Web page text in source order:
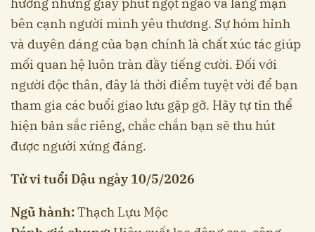
bên cạnh người mình yêu thương. Sự hóm hỉnh
và duyên dáng của bạn chính là chất xúc tác giúp
mối quan hệ luôn tràn đầy tiếng cười. Đối với
người độc thân, đây là thời điểm tuyệt vời để bạn
tham gia các buổi giao lưu gặp gỡ. Hãy tự tin thể
hiện bản sắc riêng, chắc chắn bạn sẽ thu hút
được người xứng đáng.
Tử vi tuổi Dậu ngày 10/5/2026
Ngũ hành:Thạch Lựu Mộc